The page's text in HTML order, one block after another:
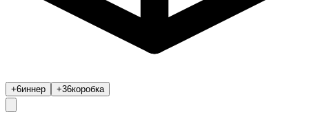
+6иннер +36коробка